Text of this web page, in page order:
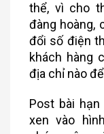
thể, vì cho
đàng hoàng,
đổi số điện
khách hàng
địa chỉ nào
Post bài
xen vào